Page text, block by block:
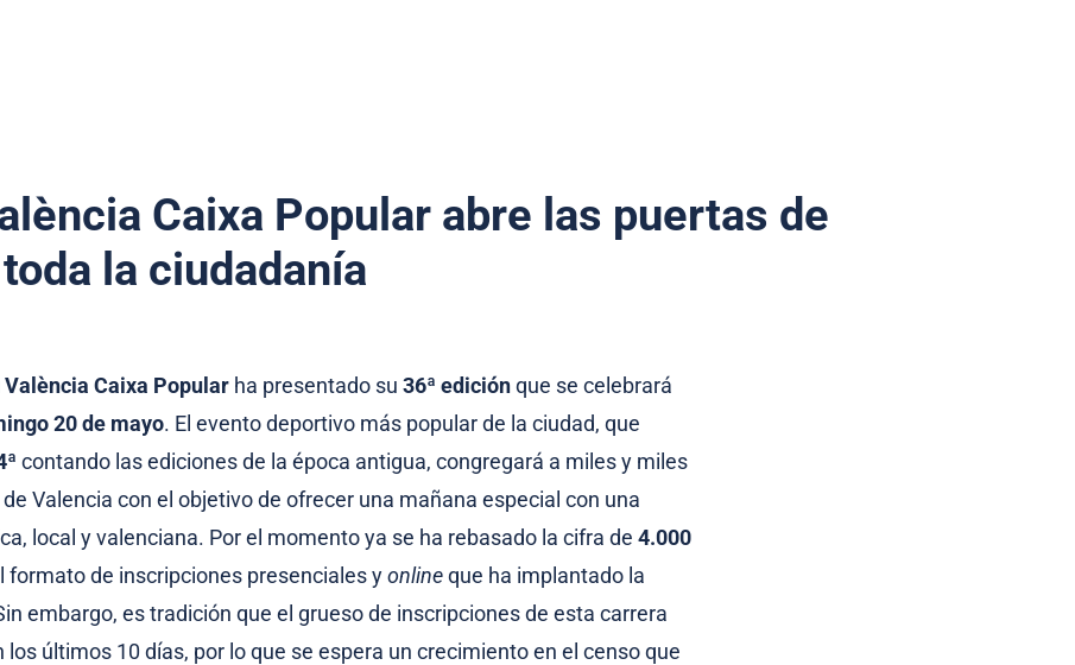
Caixa Popular abre las puertas de
la ciudadanía
Caixa Popular ha presentado su 36ª ediciónque se celebrará
20 de mayo. El evento deportivo más popular de la ciudad, que
contando las ediciones de la época antigua, congregará a miles y miles
Valencia con el objetivo de ofrecer una mañana especial con una
local y valenciana. Por el momento ya se ha rebasado la cifra de 4.000
formato de inscripciones presenciales yonlineque ha implantado la
embargo, es tradición que el grueso de inscripciones de esta carrera
los últimos 10 días, por lo que se espera un crecimiento en el censo que